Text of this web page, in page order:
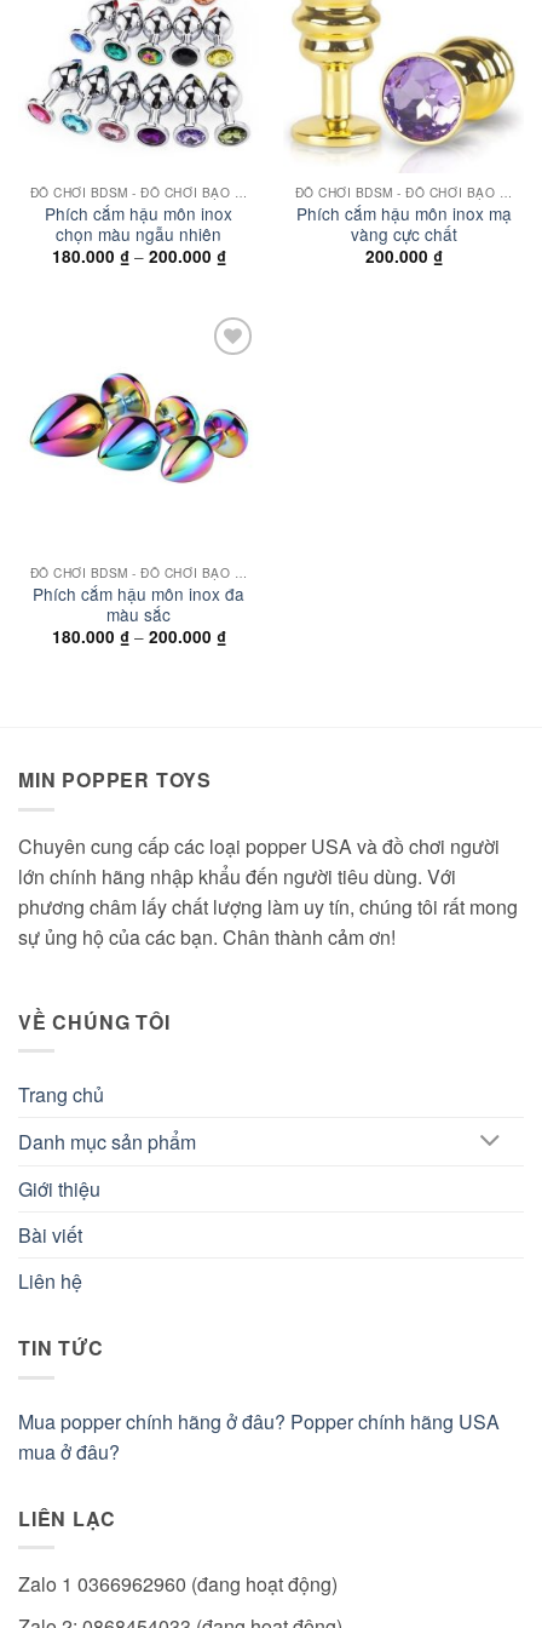
wishlist
ĐỒ CHƠI BDSM - ĐỒ CHƠI BẠO DÂM
Phích cắm hậu môn inox
chọn màu ngẫu nhiên
180.000 ₫ – 200.000 ₫Khoảng
giá:
đến
200.000 ₫
ĐỒ CHƠI BDSM - ĐỒ CHƠI BẠO DÂM
Phích cắm hậu môn inox mạ
vàng cực chất
200.000 ₫
Phích cắm hậu môn inox đa
màu sắc
180.000 ₫ – 200.000 ₫Khoảng
giá:
MIN POPPER TOYS
Chuyên cung cấp các loại popper USA và đồ chơi người
lớn chính hãng nhập khẩu đến người tiêu dùng. Với
phương châm lấy chất lượng làm uy tín, chúng tôi rất mong
sự ủng hộ của các bạn. Chân thành cảm ơn!
VỀ CHÚNG TÔI
Trang chủ
Danh mục sản phẩm
Giới thiệu
Bài viết
Liên hệ
TIN TỨC
Mua popper chính hãng ở đâu? Popper chính hãng USA
mua ở đâu?
LIÊN LẠC
Zalo 1 0366962960 (đang hoạt động)